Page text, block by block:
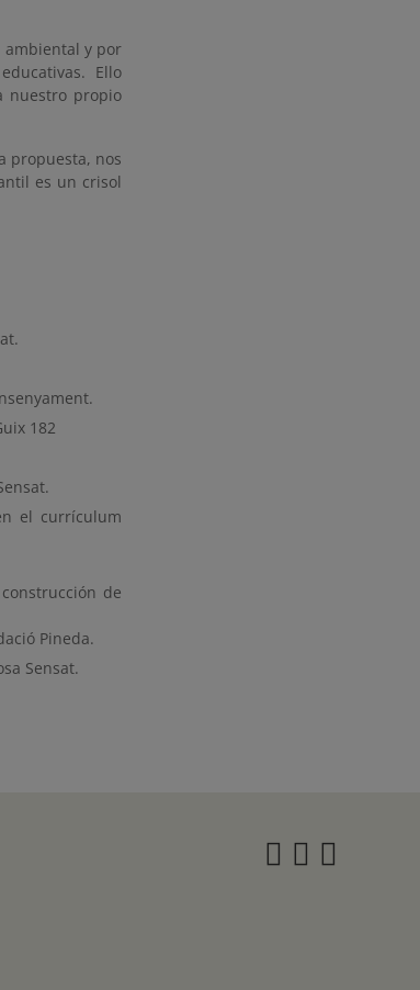
ambiental y por
Ello
nuestro propio
propuesta, nos
es un crisol
182
el currículum
de
Pineda.
Sensat.
Twitter